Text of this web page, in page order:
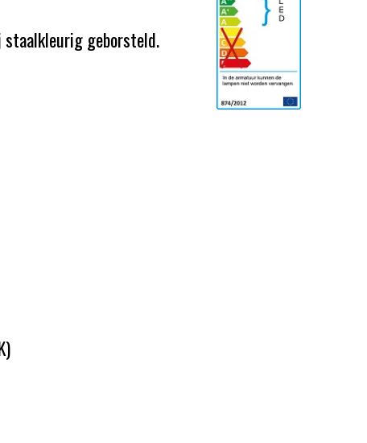
staalkleurig geborsteld.